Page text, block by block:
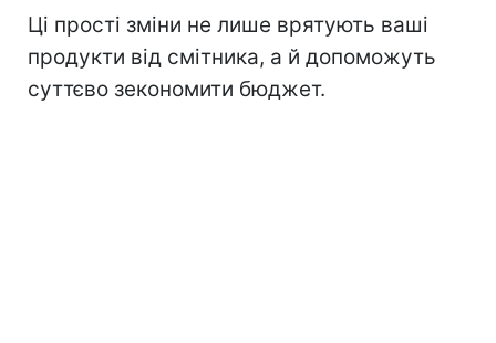
Ці прості зміни не лише врятують ваші
продукти від смітника, а й допоможуть
суттєво зекономити бюджет.